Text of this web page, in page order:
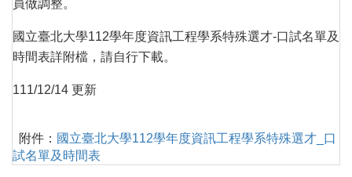
員做調整。
國立臺北大學112學年度資訊工程學系特殊選才-口試名單及
時間表詳附檔，請自行下載。
111/12/14 更新
附件： 國立臺北大學112學年度資訊工程學系特殊選才_口
試名單及時間表